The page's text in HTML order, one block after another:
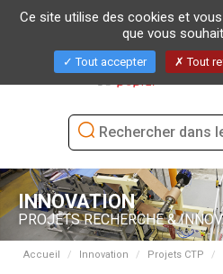
INNOVATION
PROJETS RECHERCHE &
Accueil Innovation Projets CTP
Ce site utilise des cookies et
que vous
Tout accepter Tout